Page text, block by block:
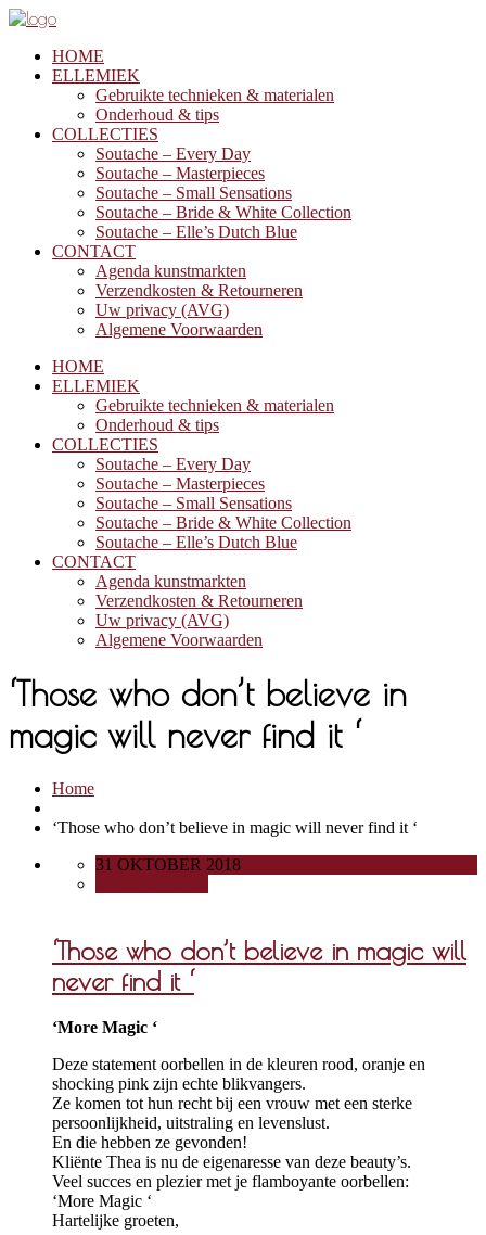
HOME
ELLEMIEK
Gebruikte technieken & materialen
Onderhoud & tips
COLLECTIES
Soutache – Every Day
Soutache – Masterpieces
Soutache – Small Sensations
Soutache – Bride & White Collection
Soutache – Elle’s Dutch Blue
CONTACT
Agenda kunstmarkten
Verzendkosten & Retourneren
Uw privacy (AVG)
Algemene Voorwaarden
HOME
ELLEMIEK
Gebruikte technieken & materialen
Onderhoud & tips
COLLECTIES
Soutache – Every Day
Soutache – Masterpieces
Soutache – Small Sensations
Soutache – Bride & White Collection
Soutache – Elle’s Dutch Blue
CONTACT
Agenda kunstmarkten
Verzendkosten & Retourneren
Uw privacy (AVG)
Algemene Voorwaarden
‘Those who don’t believe in
magic will never find it ‘
Home
‘Those who don’t believe in magic will never find it ‘
31 OKTOBER 2018
‘Those who don’t believe in magic will
never find it ‘
‘More Magic ‘
Deze statement oorbellen in de kleuren rood, oranje en
shocking pink zijn echte blikvangers.
Ze komen tot hun recht bij een vrouw met een sterke
persoonlijkheid, uitstraling en levenslust.
En die hebben ze gevonden!
Kliënte Thea is nu de eigenaresse van deze beauty’s.
Veel succes en plezier met je flamboyante oorbellen:
‘More Magic ‘
Hartelijke groeten,